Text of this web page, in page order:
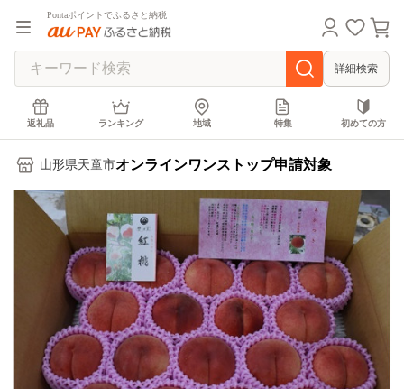
Pontaポイントでふるさと納税
詳細検索
返礼品 ランキング 地域 特集 初めての方
山形県天童市オンラインワンストップ申請対象